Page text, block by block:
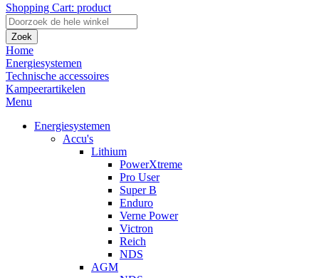
Shopping Cart: product
Zoek
Home
Energiesystemen
Technische accessoires
Kampeerartikelen
Menu
Energiesystemen
Accu's
Lithium
PowerXtreme
Pro User
Super B
Enduro
Verne Power
Victron
Reich
NDS
AGM